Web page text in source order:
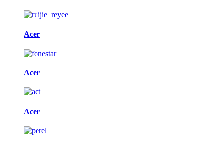
Acer
Acer
Acer